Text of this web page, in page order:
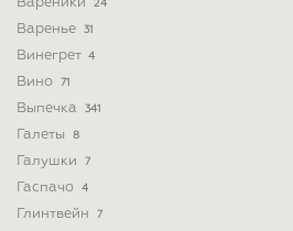
24
Варенье 31
Винегрет 4
Вино 71
Выпечка 341
Галеты 8
Галушки 7
Гаспачо 4
Глинтвейн 7